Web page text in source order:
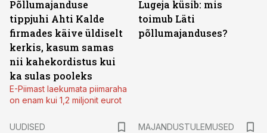
Põllumajanduse
tippjuhi Ahti Kalde
firmades käive üldiselt
kerkis, kasum samas
nii kahekordistus kui
ka sulas pooleks
E-Piimast laekumata piimaraha
on enam kui 1,2 miljonit eurot
Lugeja küsib: mis
toimub Läti
põllumajanduses?
UUDISED MAJANDUSTULEMUSED